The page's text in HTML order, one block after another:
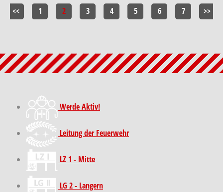
<< 1 2 3 4 5 6 7 >>
Werde Aktiv!
Leitung der Feuerwehr
LZ 1 - Mitte
LG 2 - Langern